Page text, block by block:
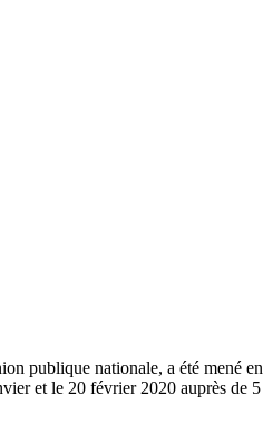
publique nationale, a été mené en
et le 20 février 2020 auprès de 5